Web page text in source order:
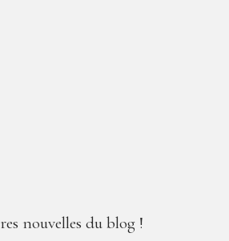
nouvelles du blog !